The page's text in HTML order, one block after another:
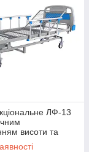
ЛФ-13
висоти та